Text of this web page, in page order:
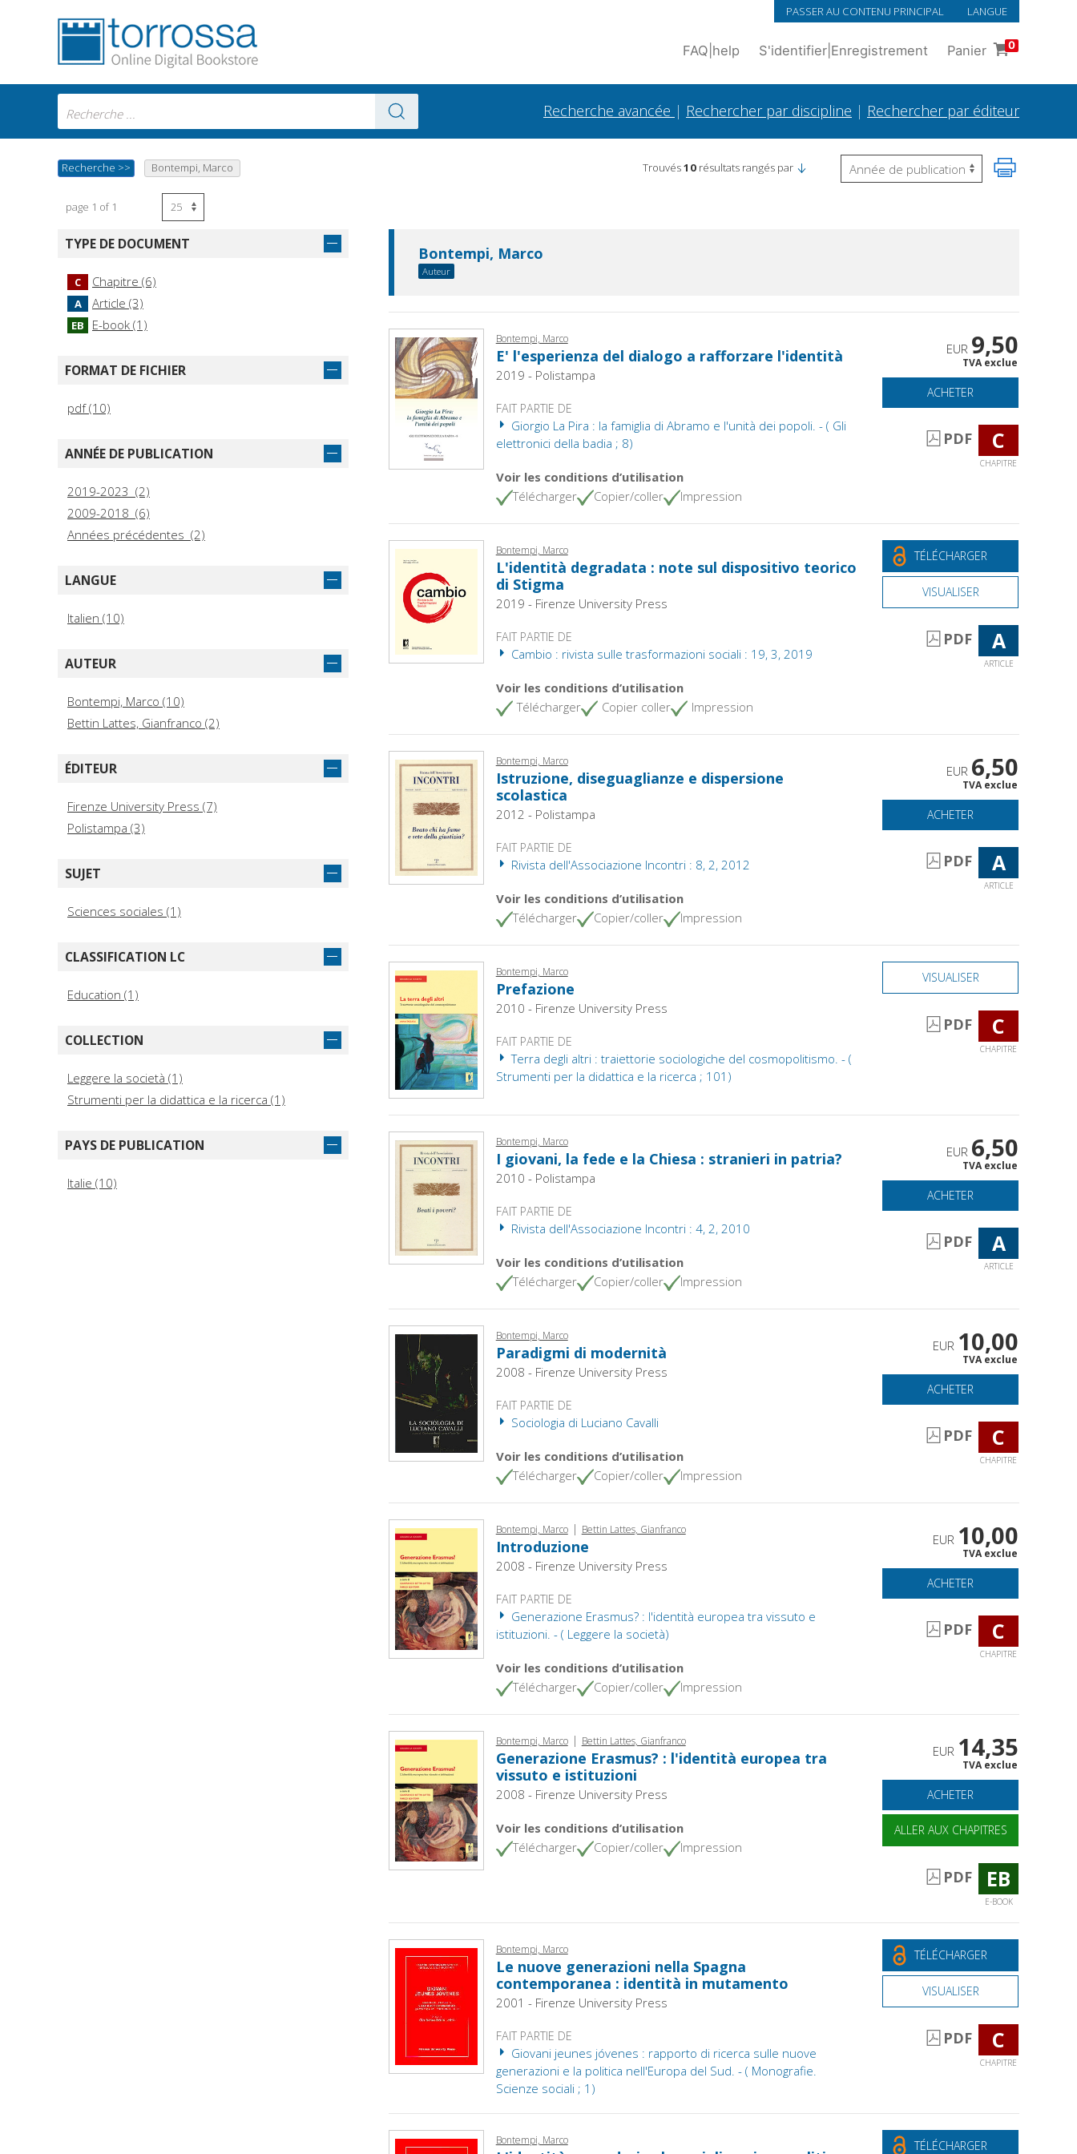
PASSER AU CONTENU PRINCIPAL LANGUE
FAQ help S'identifier Enregistrement Panier 0
Recherche avancée | Rechercher par discipline | Rechercher par éditeur
Recherche >> Bontempi, Marco Trouvés10 résultats rangés par
page 1 of 1
TYPE DE DOCUMENT
C Chapitre (6)
A Article (3)
EB E-book (1)
FORMAT DE FICHIER
pdf (10)
ANNÉE DE PUBLICATION
2019-2023 (2)
2009-2018 (6)
Années précédentes (2)
LANGUE
Italien (10)
AUTEUR
Bontempi, Marco (10)
Bettin Lattes, Gianfranco (2)
ÉDITEUR
Firenze University Press (7)
Polistampa (3)
SUJET
Sciences sociales (1)
CLASSIFICATION LC
Education (1)
COLLECTION
Leggere la società (1)
Strumenti per la didattica e la ricerca (1)
PAYS DE PUBLICATION
Italie (10)
Bontempi, Marco
Auteur
Bontempi, Marco
E' l'esperienza del dialogo a rafforzare l'identità
2019 - Polistampa
FAIT PARTIE DE
Giorgio La Pira : la famiglia di Abramo e l'unità dei popoli. - ( Gli
elettronici della badia ; 8)
Voir les conditions d’utilisation
Télécharger
Copier/coller Impression
EUR 9,50
TVA exclue
ACHETER
PDF C
CHAPITRE
Bontempi, Marco
L'identità degradata : note sul dispositivo teorico
di Stigma
2019 - Firenze University Press
FAIT PARTIE DE
Cambio : rivista sulle trasformazioni sociali : 19, 3, 2019
Voir les conditions d’utilisation
Télécharger
Copier coller Impression
TÉLÉCHARGER
VISUALISER
PDF A
ARTICLE
Bontempi, Marco
Istruzione, diseguaglianze e dispersione
scolastica
2012 - Polistampa
FAIT PARTIE DE
Rivista dell'Associazione Incontri : 8, 2, 2012
Voir les conditions d’utilisation
Télécharger
Copier/coller Impression
EUR 6,50
TVA exclue
ACHETER
PDF A
ARTICLE
Bontempi, Marco
Prefazione
2010 - Firenze University Press
FAIT PARTIE DE
Terra degli altri : traiettorie sociologiche del cosmopolitismo. - (
Strumenti per la didattica e la ricerca ; 101)
VISUALISER
PDF C
CHAPITRE
Bontempi, Marco
I giovani, la fede e la Chiesa : stranieri in patria?
2010 - Polistampa
FAIT PARTIE DE
Rivista dell'Associazione Incontri : 4, 2, 2010
Voir les conditions d’utilisation
Télécharger
Copier/coller Impression
EUR 6,50
TVA exclue
ACHETER
PDF A
ARTICLE
Bontempi, Marco
Paradigmi di modernità
2008 - Firenze University Press
FAIT PARTIE DE
Sociologia di Luciano Cavalli
Voir les conditions d’utilisation
Télécharger
Copier/coller Impression
EUR 10,00
TVA exclue
ACHETER
PDF C
CHAPITRE
Bontempi, Marco | Bettin Lattes, Gianfranco
Introduzione
2008 - Firenze University Press
FAIT PARTIE DE
Generazione Erasmus? : l'identità europea tra vissuto e
istituzioni. - ( Leggere la società)
Voir les conditions d’utilisation
Télécharger
Copier/coller Impression
EUR 10,00
TVA exclue
ACHETER
PDF C
CHAPITRE
Bontempi, Marco | Bettin Lattes, Gianfranco
Generazione Erasmus? : l'identità europea tra
vissuto e istituzioni
2008 - Firenze University Press
Voir les conditions d’utilisation
Télécharger
Copier/coller Impression
EUR 14,35
TVA exclue
ACHETER
ALLER AUX CHAPITRES
PDF EB
E-BOOK
Bontempi, Marco
Le nuove generazioni nella Spagna
contemporanea : identità in mutamento
2001 - Firenze University Press
FAIT PARTIE DE
Giovani jeunes jóvenes : rapporto di ricerca sulle nuove
generazioni e la politica nell'Europa del Sud. - ( Monografie.
Scienze sociali ; 1)
TÉLÉCHARGER
VISUALISER
PDF C
CHAPITRE
Bontempi, Marco TÉLÉCHARGER